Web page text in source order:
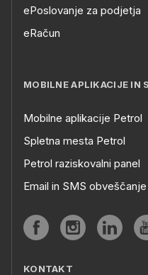
ePoslovanje za podjetja
eRačun
MOBILNE APLIKACIJE IN
Mobilne aplikacije Petrol
Spletna mesta Petrol
Petrol raziskovalni panel
Email in SMS obveščanje
KONTAKT